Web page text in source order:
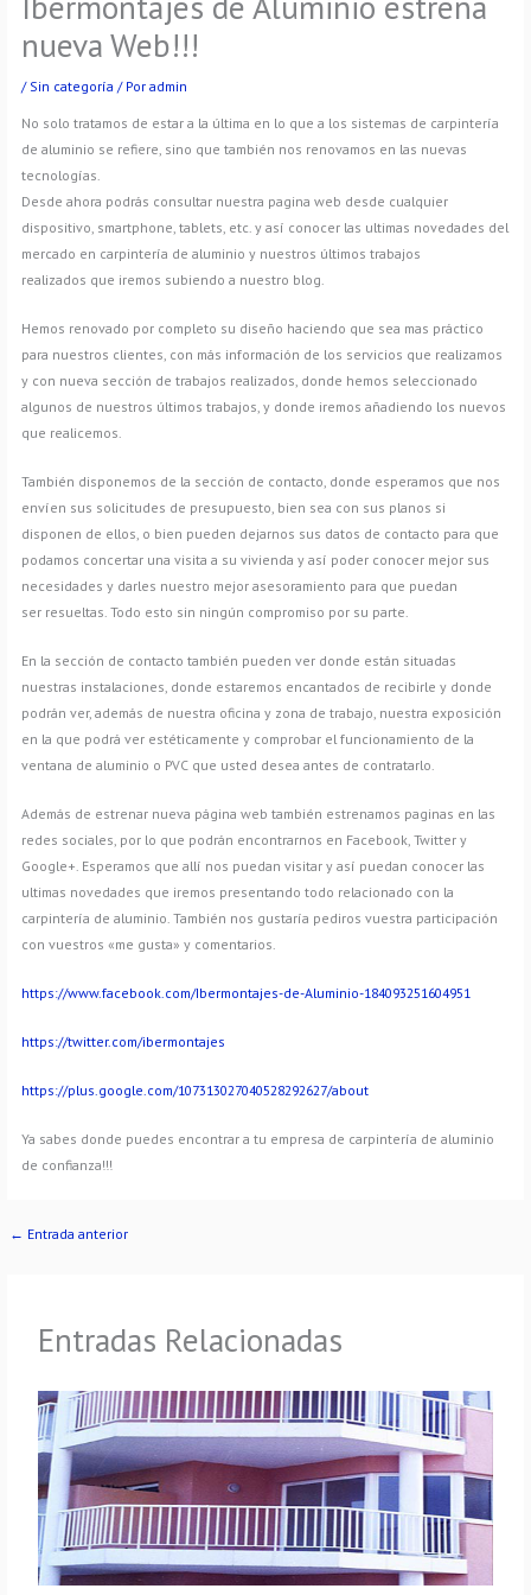
nueva Web!!!
/ Sin categoría / Poradmin
No solo tratamos de estar a la última en lo que a los sistemas de carpintería
de aluminio se refiere, sino que también nos renovamos en las nuevas
tecnologías.
Desde ahora podrás consultar nuestra pagina web desde cualquier
dispositivo, smartphone, tablets, etc. y así conocer las ultimas novedades del
mercado en carpintería de aluminio y nuestros últimos trabajos
realizados que iremos subiendo a nuestro blog.
Hemos renovado por completo su diseño haciendo que sea mas práctico
para nuestros clientes, con más información de los servicios que realizamos
y con nueva sección de trabajos realizados, donde hemos seleccionado
algunos de nuestros últimos trabajos, y donde iremos añadiendo los nuevos
que realicemos.
También disponemos de la sección de contacto, donde esperamos que nos
envíen sus solicitudes de presupuesto, bien sea con sus planos si
disponen de ellos, o bien pueden dejarnos sus datos de contacto para que
podamos concertar una visita a su vivienda y así poder conocer mejor sus
necesidades y darles nuestro mejor asesoramiento para que puedan
ser resueltas. Todo esto sin ningún compromiso por su parte.
En la sección de contacto también pueden ver donde están situadas
nuestras instalaciones, donde estaremos encantados de recibirle y donde
podrán ver, además de nuestra oficina y zona de trabajo, nuestra exposición
en la que podrá ver estéticamente y comprobar el funcionamiento de la
ventana de aluminio o PVC que usted desea antes de contratarlo.
Además de estrenar nueva página web también estrenamos paginas en las
redes sociales, por lo que podrán encontrarnos en Facebook, Twitter y
Google+. Esperamos que allí nos puedan visitar y así puedan conocer las
ultimas novedades que iremos presentando todo relacionado con la
carpintería de aluminio. También nos gustaría pediros vuestra participación
con vuestros «me gusta» y comentarios.
https://www.facebook.com/Ibermontajes-de-Aluminio-184093251604951
https://twitter.com/ibermontajes
https://plus.google.com/107313027040528292627/about
Ya sabes donde puedes encontrar a tu empresa de carpintería de aluminio
de confianza!!!
← Entrada anterior
Entradas Relacionadas